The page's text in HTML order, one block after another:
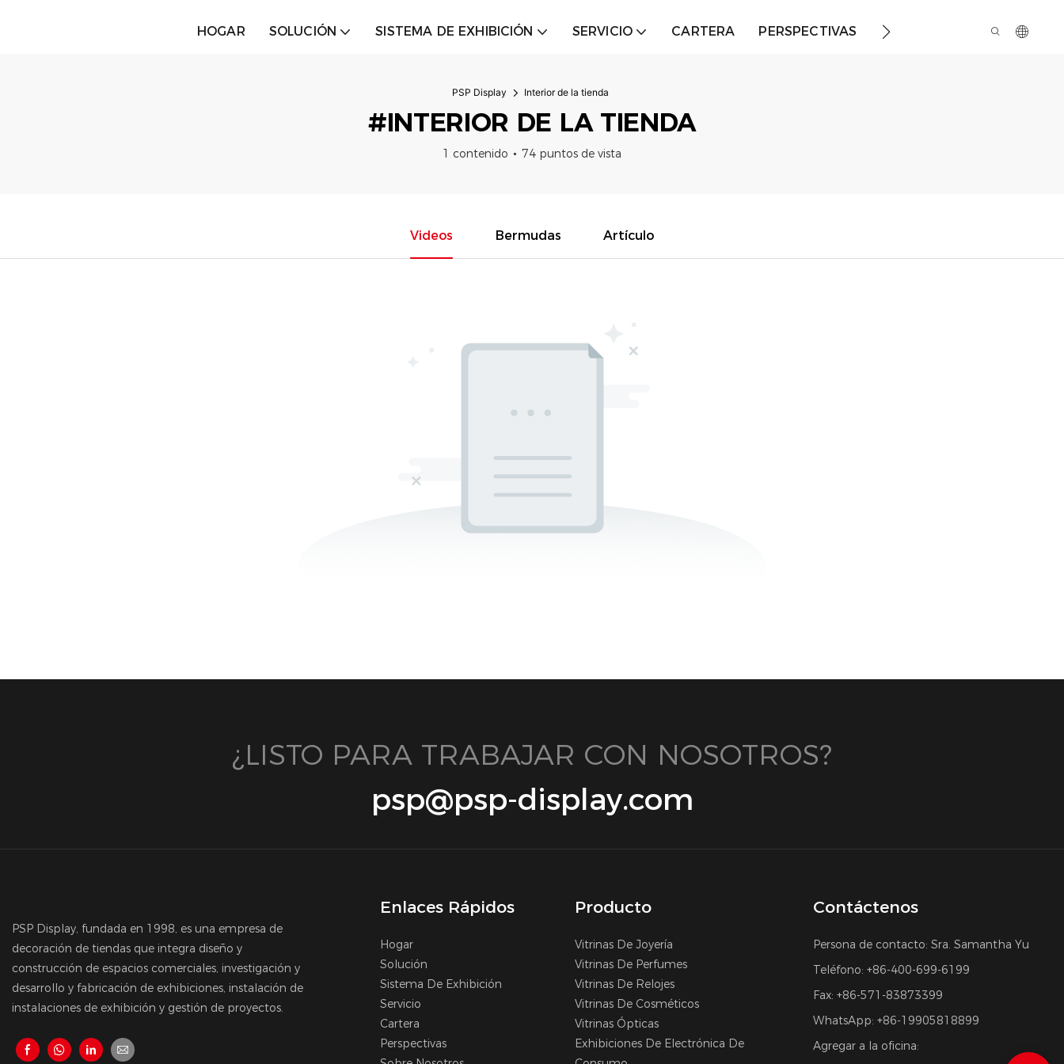
HOGAR SOLUCIÓN SISTEMA DE EXHIBICIÓN SERVICIO CARTERA PERSPECTIVAS SOBRE NOSOTROS
PSP Display Interior de la tienda
#INTERIOR DE LA TIENDA
1 contenido 74 puntos de vista
Videos Bermudas Artículo
¿LISTO PARA TRABAJAR CON NOSOTROS?
psp@psp-display.com
PSP Display, fundada en 1998, es una empresa de
decoración de tiendas que integra diseño y
construcción de espacios comerciales, investigación y
desarrollo y fabricación de exhibiciones, instalación de
instalaciones de exhibición y gestión de proyectos.
Enlaces Rápidos
Hogar
Solución
Sistema De Exhibición
Servicio
Cartera
Perspectivas
Producto
Vitrinas De Joyería
Vitrinas De Perfumes
Vitrinas De Relojes
Vitrinas De Cosméticos
Vitrinas Ópticas
Exhibiciones De Electrónica De
Contáctenos
Persona de contacto: Sra. Samantha Yu
Teléfono: +86-400-699-6199
Fax: +86-571-83873399
WhatsApp: +86-19905818899
Agregar a la oficina: